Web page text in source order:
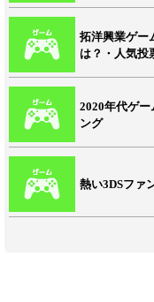
拓洋興業ゲー
は？・人気投
2020年代ゲ
ング
熱い3DSファ